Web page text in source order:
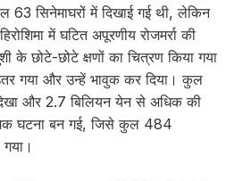
63 सिनेमाघरों में दिखाई गई थी, लेकिन
में घटित अपूरणीय रोजमर्रा की
के छोटे-छोटे क्षणों का चित्रण किया गया
गया और उन्हें भावुक कर दिया। कुल
और 2.7 बिलियन येन से अधिक की
घटना बन गई, जिसे कुल 484
गया।